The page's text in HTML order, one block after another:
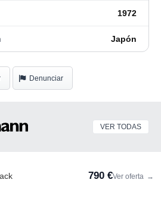
1972
Japón
Denunciar
VER TODAS
790 €Ver oferta →